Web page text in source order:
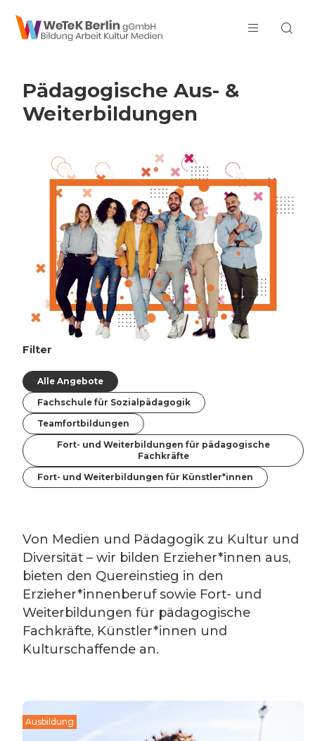
zum Inhalt springen
Pädagogische Aus- &
Weiter­bildungen
Filter
Alle Angebote
Fachschule für Sozialpädagogik
Teamfortbildungen
Fort- und Weiterbildungen für pädagogische
Fachkräfte
Fort- und Weiterbildungen für Künstler*innen
Von Medien und Pädagogik zu Kultur und
Diversität – wir bilden Erzieher*innen aus,
bieten den Quereinstieg in den
Erzieher*innenberuf sowie Fort- und
Weiterbildungen für pädagogische
Fachkräfte, Künstler*innen und
Kulturschaffende an.
Ausbildung